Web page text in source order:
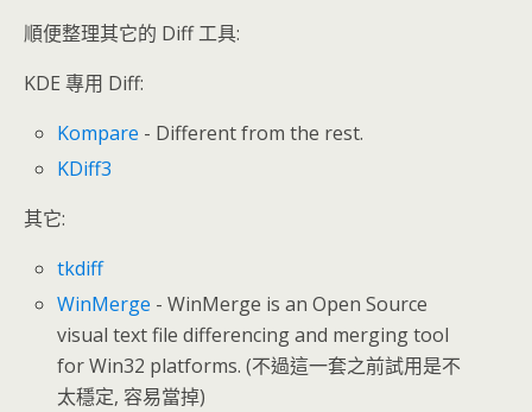
順便整理其它的 Diff 工具:
KDE 專用 Diff:
Kompare - Different from the rest.
KDiff3
其它:
tkdiff
WinMerge - WinMerge is an Open Source
visual text file differencing and merging tool
for Win32 platforms. (不過這一套之前試用是不
太穩定, 容易當掉)